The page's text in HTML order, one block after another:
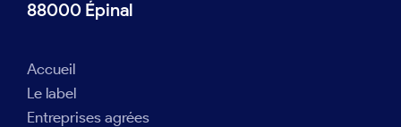
88000 Épinal
Accueil
Le label
Entreprises agrées